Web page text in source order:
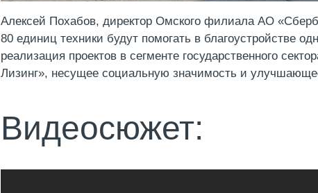
Алексей Похабов, директор Омского филиала АО
80 единиц техники будут помогать в благоустройстве
реализация проектов в сегменте государственного
Лизинг», несущее социальную значимость и
Видеосюжет: